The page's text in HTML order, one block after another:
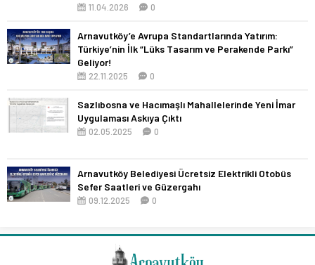
11.04.2026 0
Arnavutköy’e Avrupa Standartlarında Yatırım:
Türkiye’nin İlk “Lüks Tasarım ve Perakende Parkı”
Geliyor!
22.11.2025 0
Sazlıbosna ve Hacımaşlı Mahallelerinde Yeni İmar
Uygulaması Askıya Çıktı
02.05.2025 0
Arnavutköy Belediyesi Ücretsiz Elektrikli Otobüs
Sefer Saatleri ve Güzergahı
09.12.2025 0